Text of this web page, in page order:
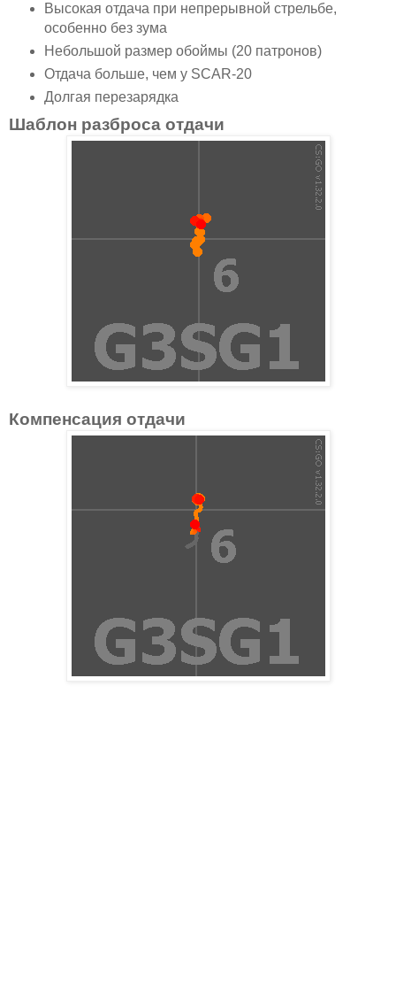
Высокая отдача при непрерывной стрельбе,
особенно без зума
Небольшой размер обоймы (20 патронов)
Отдача больше, чем у SCAR-20
Долгая перезарядка
Шаблон разброса отдачи
Компенсация отдачи